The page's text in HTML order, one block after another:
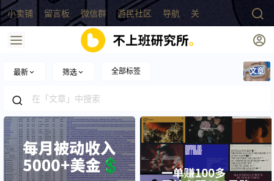
小卖铺 留言板 微信群 游民社区 导航 关于
最新 筛选 全部标签 文章